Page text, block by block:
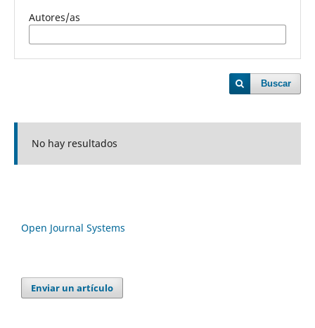
Autores/as
Buscar
No hay resultados
Open Journal Systems
Enviar un artículo